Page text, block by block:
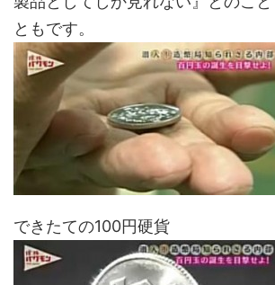
ともです。
できたての100円硬貨